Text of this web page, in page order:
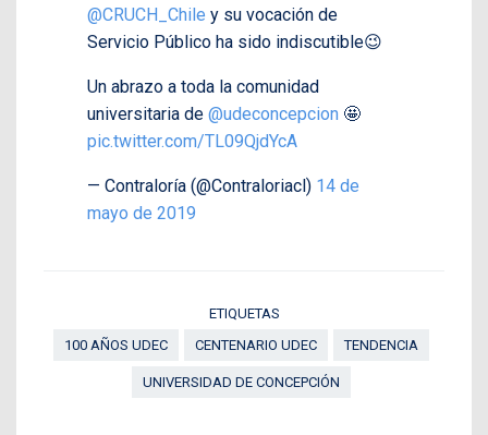
@CRUCH_Chile y su vocación de
Servicio Público ha sido indiscutible😉
Un abrazo a toda la comunidad
universitaria de @udeconcepcion 🤩
pic.twitter.com/TL09QjdYcA
— Contraloría (@Contraloriacl) 14 de
mayo de 2019
ETIQUETAS
100 AÑOS UDEC
CENTENARIO UDEC TENDENCIA
UNIVERSIDAD DE CONCEPCIÓN